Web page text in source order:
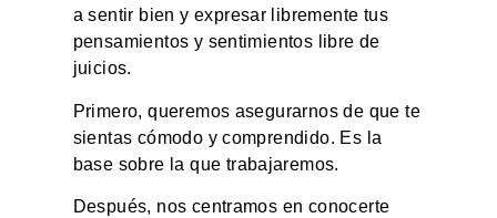
a sentir bien y expresar libremente tus
pensamientos y sentimientos libre de
juicios.
Primero, queremos asegurarnos de que te
sientas cómodo y comprendido. Es la
base sobre la que trabajaremos.
Después, nos centramos en conocerte